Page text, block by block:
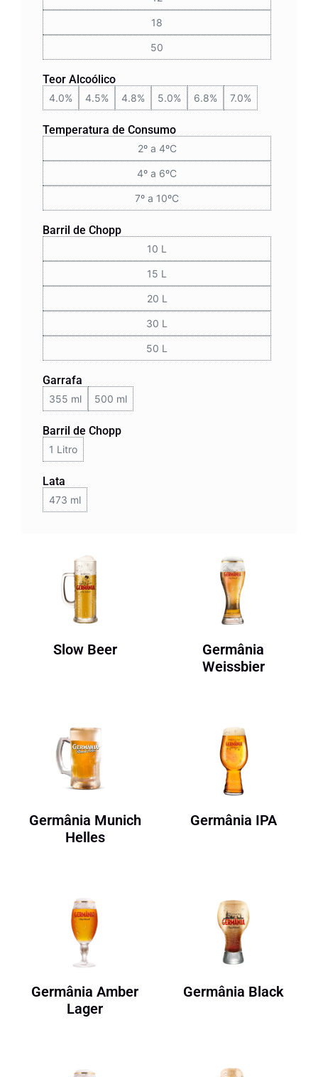
18
50
Teor Alcoólico
4.0% 4.5% 4.8% 5.0% 6.8% 7.0%
Temperatura de Consumo
2º a 4ºC
4º a 6ºC
7º a 10ºC
Barril de Chopp
10 L
15 L
20 L
30 L
50 L
Garrafa
355 ml 500 ml
Barril de Chopp
1 Litro
Lata
473 ml
Slow Beer
Germânia
Weissbier
Germânia Munich
Helles
Germânia IPA
Germânia Amber
Lager
Germânia Black